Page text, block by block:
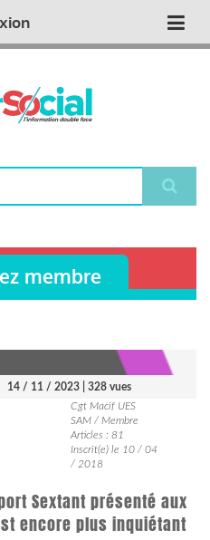
membre
14 / 11 / 2023 | 328 vues
Cgt Macif UES
SAM / Membre
Articles : 81
Inscrit(e) le 10 / 04
/ 2018
Sextant présenté aux
encore plus inquiétant